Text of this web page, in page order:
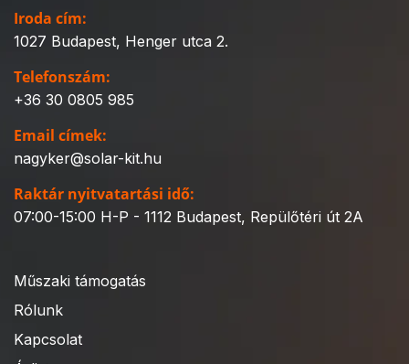
Iroda cím:
1027 Budapest, Henger utca 2.
Telefonszám:
+36 30 0805 985
Email címek:
nagyker@solar-kit.hu
Raktár nyitvatartási idő:
07:00-15:00 H-P - 1112 Budapest, Repülőtéri út 2A
Műszaki támogatás
Rólunk
Kapcsolat